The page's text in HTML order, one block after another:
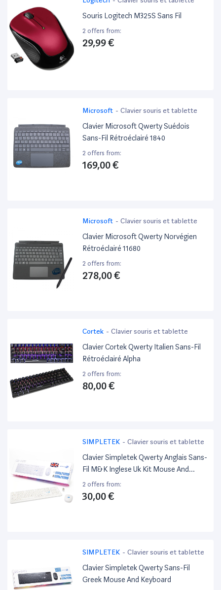
Souris Logitech M325S Sans Fil
2 offers from:
29,99 €
Microsoft - Clavier souris et tablette
Clavier Microsoft Qwerty Suédois
Sans-Fil Rétroéclairé 1840
2 offers from:
169,00 €
Microsoft - Clavier souris et tablette
Clavier Microsoft Qwerty Norvégien
Rétroéclairé 11680
2 offers from:
278,00 €
Cortek - Clavier souris et tablette
Clavier Cortek Qwerty Italien Sans-Fil
Rétroéclairé Alpha
2 offers from:
80,00 €
SIMPLETEK - Clavier souris et tablette
Clavier Simpletek Qwerty Anglais Sans-
Fil M&K Inglese Uk Kit Mouse And
Keyboard
2 offers from:
30,00 €
SIMPLETEK - Clavier souris et tablette
Clavier Simpletek Qwerty Sans-Fil
Greek Mouse And Keyboard